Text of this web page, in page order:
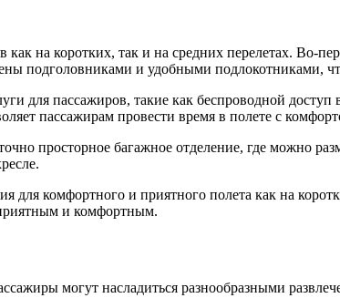
как на коротких, так и на средних перелетах. Во-
подголовниками и удобными подлокотниками,
для пассажиров, такие как беспроводной
пассажирам провести время в полете с
просторное багажное отделение, где можно
для комфортного и приятного полета как на
и комфортным.
могут насладиться разнообразными